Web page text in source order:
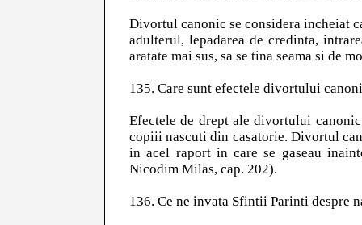
Divortul canonic se considera incheiat
adulterul, lepadarea de credinta,
aratate mai sus, sa se tina seama si de
135. Care sunt efectele divortului
Efectele de drept ale divortului
copiii nascuti din casatorie. Divortul
in acel raport in care se gaseau
Nicodim Milas, cap. 202).
136. Ce ne invata Sfintii Parinti despre